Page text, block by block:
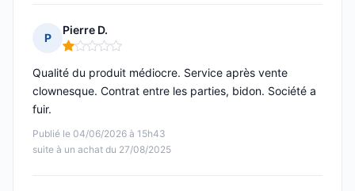
P
Pierre D.
Note : 1 sur 5
Publié le 04/06/2026 à 15h43
suite à un achat du 27/08/2025
Qualité du produit médiocre. Service après vente
clownesque. Contrat entre les parties, bidon. Société a
fuir.